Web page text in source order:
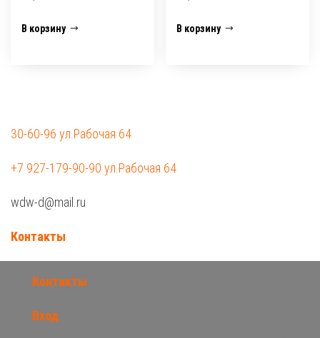
В корзину В корзину
30-60-96 ул.Рабочая 64
+7 927-179-90-90 ул.Рабочая 64
wdw-d@mail.ru
Контакты
Контакты
Вход